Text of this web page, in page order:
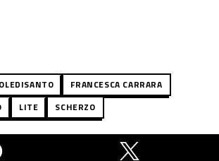
FRANCESCA CARRARA
LITE SCHERZO